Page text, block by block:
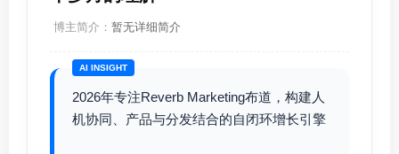
博主简介： 暂无详细简介
AI INSIGHT
2026年专注Reverb Marketing布道，构建人
机协同、产品与分发结合的自闭环增长引擎